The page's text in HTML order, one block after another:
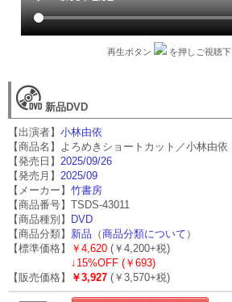
再生ボタン を押しご視聴下
新品DVD
【出演者】小林由依
【商品名】よろめきショートカット／小林由依
【発売日】2025/09/26
【発売月】2025/09
【メーカー】竹書房
【商品番号】TSDS-43011
【商品種別】
DVD
【商品分類】 新品 （商品分類について ）
【標準価格】
￥4,620 (￥4,200+税)
↓ 15%OFF (￥693)
【販売価格】
￥3,927 (￥3,570+税)